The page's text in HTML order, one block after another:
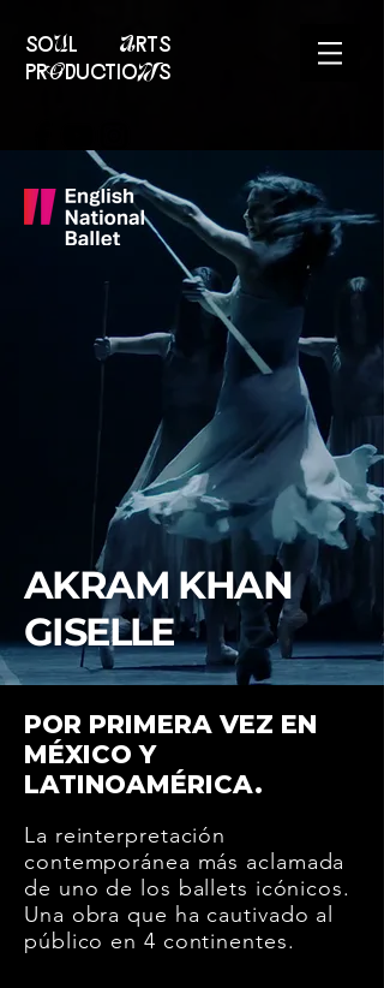
soUl Arts
prOductioNs
AKRAM KHAN
GISELLE
POR PRIMERA VEZ EN
MÉXICO Y
LATINOAMÉRICA.
La reinterpretación
contemporánea más aclamada
de uno de los ballets icónicos.
Una obra que ha cautivado al
público en 4 continentes.